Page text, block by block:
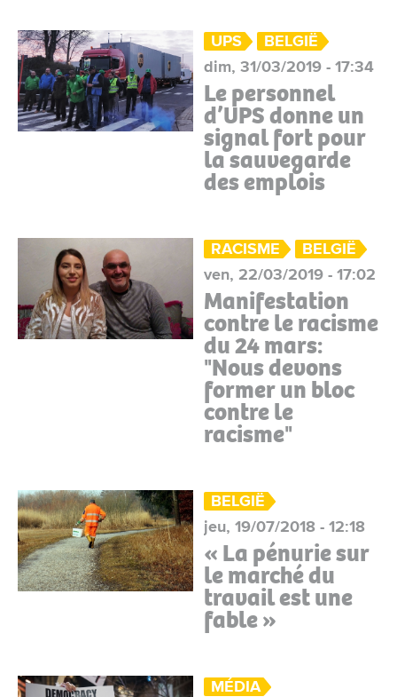
UPS
BELGIË
dim, 31/03/2019 - 17:34
Le personnel
d’UPS donne un
signal fort pour
la sauvegarde
des emplois
RACISME
BELGIË
ven, 22/03/2019 - 17:02
Manifestation
contre le racisme
du 24 mars:
"Nous devons
former un bloc
contre le
racisme"
BELGIË
jeu, 19/07/2018 - 12:18
« La pénurie sur
le marché du
travail est une
fable »
MÉDIA